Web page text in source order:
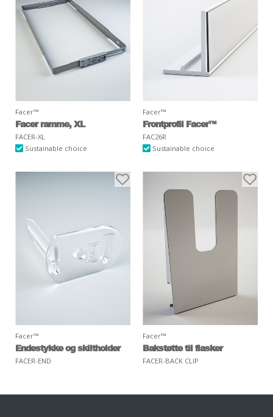
Facer™
Facer ramme, XL
FACER-XL
Sustainable choice
Facer™
Frontprofil Facer™
FAC26R
Sustainable choice
Facer™
Endestykke og skiltholder
FACER-END
Facer™
Bakstøtte til flasker
FACER-BACK CLIP